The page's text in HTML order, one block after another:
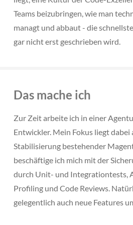
Teams beizubringen, wie man
managt und abbaut - die
gar nicht erst geschrieben wird.
Das mache ich
Zur Zeit arbeite ich in einer
Entwickler. Mein Fokus liegt
Stabilisierung bestehender
beschäftige ich mich mit der
durch Unit- und Integrationtests,
Profiling und Code Reviews.
gelegentlich auch neue Features